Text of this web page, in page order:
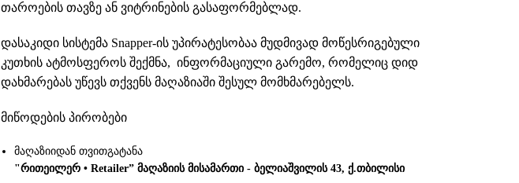
თაროების თავზე ან ვიტრინების გასაფორმებლად.
დასაკიდი სისტემა Snapper-ის უპირატესობაა მუდმივად მოწესრიგებული
კუთხის ატმოსფეროს შექმნა, ინფორმაციული გარემო, რომელიც დიდ
დახმარებას უწევს თქვენს მაღაზიაში შესულ მომხმარებელს.
მიწოდების პირობები
მაღაზიიდან თვითგატანა
"რითეილერ • Retailer” მაღაზიის მისამართი - ბელიაშვილის 43, ქ.თბილისი